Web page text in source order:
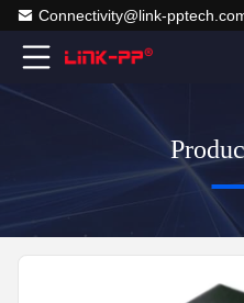
Connectivity@link-